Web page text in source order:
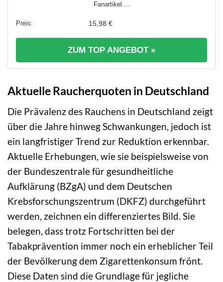
Fanartikel ...
15,98 €
ZUM TOP ANGEBOT »
Aktuelle Raucherquoten in Deutschland
Die Prävalenz des Rauchens in Deutschland zeigt
über die Jahre hinweg Schwankungen, jedoch ist
ein langfristiger Trend zur Reduktion erkennbar.
Aktuelle Erhebungen, wie sie beispielsweise von
der Bundeszentrale für gesundheitliche
Aufklärung (BZgA) und dem Deutschen
Krebsforschungszentrum (DKFZ) durchgeführt
werden, zeichnen ein differenziertes Bild. Sie
belegen, dass trotz Fortschritten bei der
Tabakprävention immer noch ein erheblicher Teil
der Bevölkerung dem Zigarettenkonsum frönt.
Diese Daten sind die Grundlage für jegliche